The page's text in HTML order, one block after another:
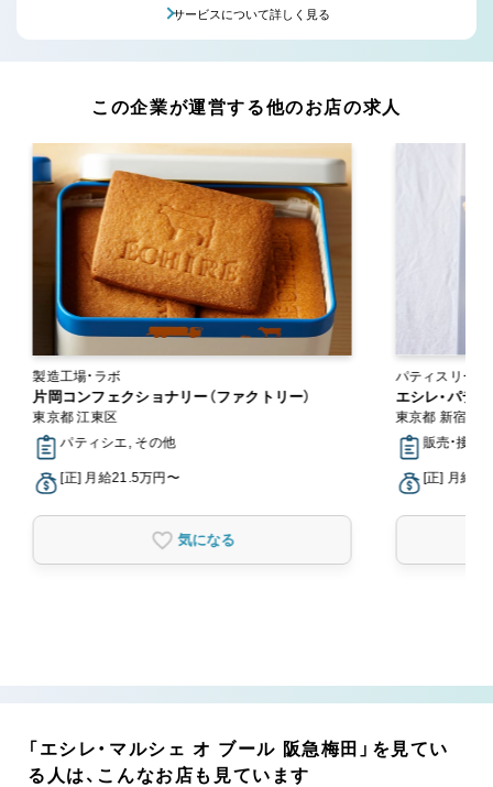
サービスについて詳しく見る
この企業が運営する他のお店の求人
製造工場・ラボ
片岡コンフェクショナリー（ファクトリー）
東京都 江東区
パティシエ, その他
[正] 月給21.5万円〜
気になる
パティスリー・
エシレ・パテ
東京都 新宿区
販売・接客
[正] 月給
「エシレ・マルシェ オ ブール 阪急梅田」を見てい
る人は、こんなお店も見ています